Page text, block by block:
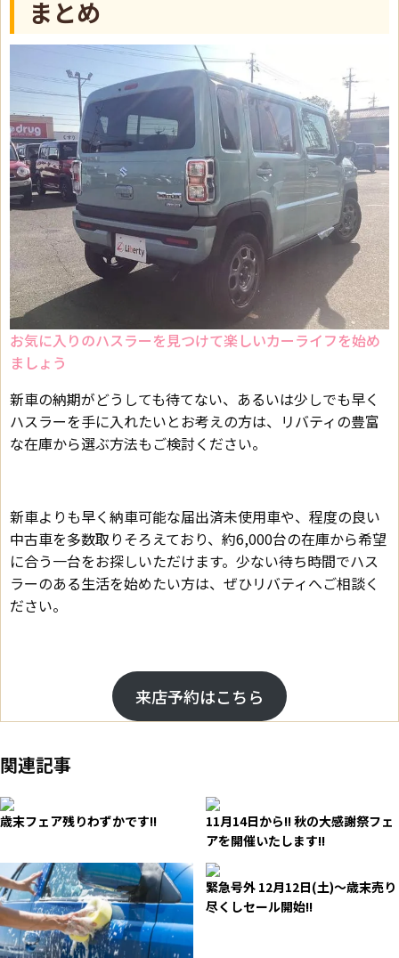
まとめ
お気に入りのハスラーを見つけて楽しいカーライフを始め
ましょう
新車の納期がどうしても待てない、あるいは少しでも早く
ハスラーを手に入れたいとお考えの方は、リバティの豊富
な在庫から選ぶ方法もご検討ください。
新車よりも早く納車可能な届出済未使用車や、程度の良い
中古車を多数取りそろえており、約6,000台の在庫から希望
に合う一台をお探しいただけます。少ない待ち時間でハス
ラーのある生活を始めたい方は、ぜひリバティへご相談く
ださい。
来店予約はこちら
関連記事
歳末フェア残りわずかです!!
11月14日から!! 秋の大感謝祭フェ
アを開催いたします!!
緊急号外 12月12日(土)～歳末売り
尽くしセール開始!!